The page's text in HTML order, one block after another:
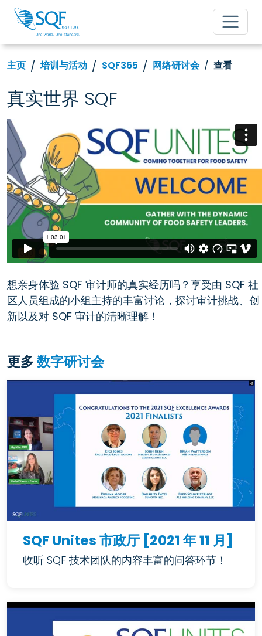
主页 培训与活动 SQF365 网络研讨会 查看
真实世界 SQF
想亲身体验 SQF 审计师的真实经历吗？享受由 SQF 社
区人员组成的小组主持的丰富讨论，探讨审计挑战、创
新以及对 SQF 审计的清晰理解！
更多数字研讨会
SQF Unites 市政厅 [2021 年 11 月]
收听 SQF 技术团队的内容丰富的问答环节！